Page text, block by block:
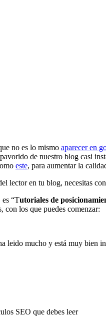
no es lo mismo aparecer en
de nuestro blog casi
este, para aumentar la
lector en tu blog, necesitas
es “Tutoriales de
con los que puedes comenzar:
leido mucho y está muy bien